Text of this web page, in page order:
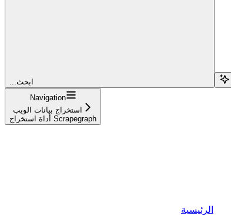
...ابحث
Navigation
استخراج بيانات الويب
أداة استخراج Scrapegraph
الرئيسية